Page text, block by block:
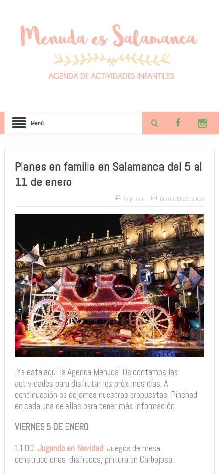
Menú
Planes en familia en Salamanca del 5 al
11 de enero
Imprimir Correo Electrónico
¡Ya está aquí la Agenda Menuda! Os contamos las
actividades para disfrutar los próximos días. A
continuación os dejamos nuestras propuestas. Pinchad
en cada una de ellas para tener más información.
VIERNES 5 DE ENERO
11.00: Jugando en Navidad. Juegos de mesa,
construcciones, disfraces, pintura en Carbajosa.